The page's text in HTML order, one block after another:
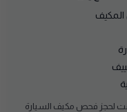
لحجز فحص مكيف السيارة